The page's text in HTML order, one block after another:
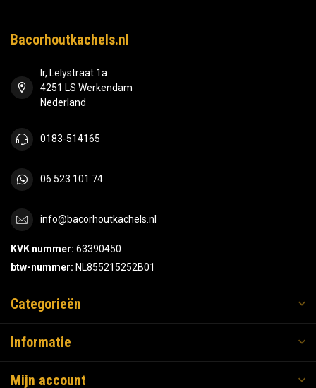
Bacorhoutkachels.nl
Ir, Lelystraat 1a
4251 LS Werkendam
Nederland
0183-514165
06 523 101 74
info@bacorhoutkachels.nl
KVK nummer: 63390450
btw-nummer: NL855215252B01
Categorieën
Informatie
Mijn account